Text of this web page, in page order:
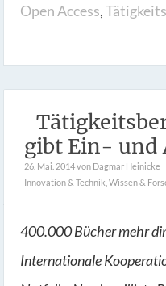
Open Access,
gibt Ein- und
26. Mai. 2014von Dagmar Heinicke
Innovation & Technik Wissen &
400.000 Bücher mehr
Internationale